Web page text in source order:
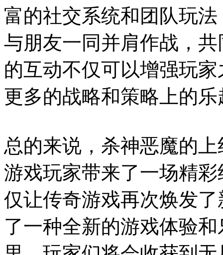
富的社交系统和团队玩
与朋友一同并肩作战，
的互动不仅可以增强玩
更多的战略和策略上的乐
总的来说，杀神恶魔的
游戏玩家带来了一场精
仅让传奇游戏再次焕发
了一种全新的游戏体验